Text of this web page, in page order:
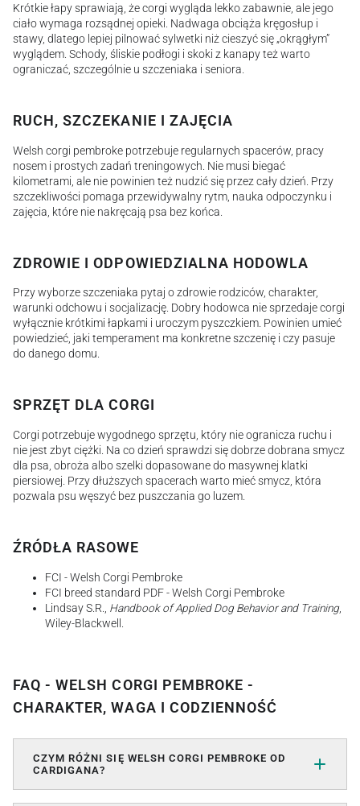
Krótkie łapy sprawiają, że corgi wygląda lekko zabawnie, ale jego
ciało wymaga rozsądnej opieki. Nadwaga obciąża kręgosłup i
stawy, dlatego lepiej pilnować sylwetki niż cieszyć się „okrągłym”
wyglądem. Schody, śliskie podłogi i skoki z kanapy też warto
ograniczać, szczególnie u szczeniaka i seniora.
RUCH, SZCZEKANIE I ZAJĘCIA
Welsh corgi pembroke potrzebuje regularnych spacerów, pracy
nosem i prostych zadań treningowych. Nie musi biegać
kilometrami, ale nie powinien też nudzić się przez cały dzień. Przy
szczekliwości pomaga przewidywalny rytm, nauka odpoczynku i
zajęcia, które nie nakręcają psa bez końca.
ZDROWIE I ODPOWIEDZIALNA HODOWLA
Przy wyborze szczeniaka pytaj o zdrowie rodziców, charakter,
warunki odchowu i socjalizację. Dobry hodowca nie sprzedaje corgi
wyłącznie krótkimi łapkami i uroczym pyszczkiem. Powinien umieć
powiedzieć, jaki temperament ma konkretne szczenię i czy pasuje
do danego domu.
SPRZĘT DLA CORGI
Corgi potrzebuje wygodnego sprzętu, który nie ogranicza ruchu i
nie jest zbyt ciężki. Na co dzień sprawdzi się dobrze dobrana smycz
dla psa, obroża albo szelki dopasowane do masywnej klatki
piersiowej. Przy dłuższych spacerach warto mieć smycz, która
pozwala psu węszyć bez puszczania go luzem.
ŹRÓDŁA RASOWE
FCI - Welsh Corgi Pembroke
FCI breed standard PDF - Welsh Corgi Pembroke
Lindsay S.R., Handbook of Applied Dog Behavior and Training,
Wiley-Blackwell.
FAQ - WELSH CORGI PEMBROKE -
CHARAKTER, WAGA I CODZIENNOŚĆ
CZYM RÓŻNI SIĘ WELSH CORGI PEMBROKE OD
CARDIGANA?